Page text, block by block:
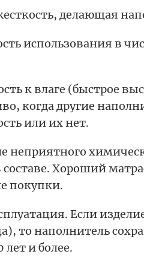
делающая
использования в
к влаге (быстрое
когда другие
или их нет.
неприятного
Хороший
покупки.
Если
то наполнитель
лет и более.